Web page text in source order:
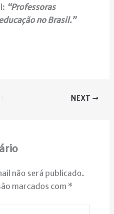
“Professoras
no Brasil.”
NEXT
não será publicado.
marcados com *